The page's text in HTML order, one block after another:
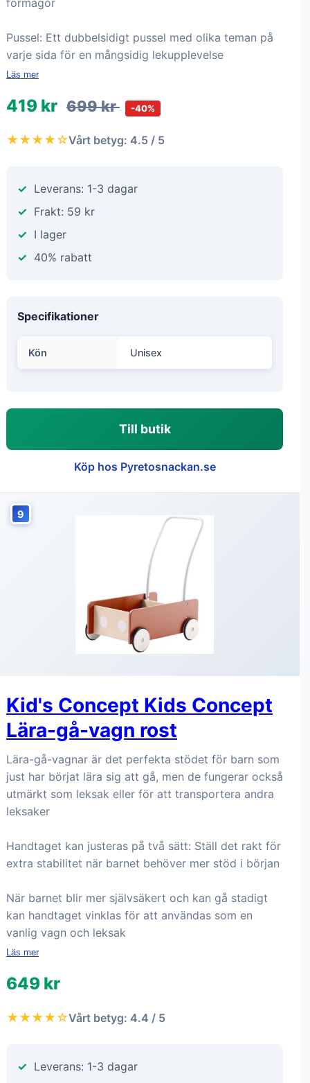
förmågor
Pussel: Ett dubbelsidigt pussel med olika teman på
varje sida för en mångsidig lekupplevelse
Läs mer
419 kr 699 kr -40%
★★★★☆Vårt betyg: 4.5 / 5
Leverans: 1-3 dagar
Frakt: 59 kr
I lager
40% rabatt
Specifikationer
Kön Unisex
Till butik
Köp hos Pyretosnackan.se
9
Kid's Concept Kids Concept
Lära-gå-vagn rost
Lära-gå-vagnar är det perfekta stödet för barn som
just har börjat lära sig att gå, men de fungerar också
utmärkt som leksak eller för att transportera andra
leksaker
Handtaget kan justeras på två sätt: Ställ det rakt för
extra stabilitet när barnet behöver mer stöd i början
När barnet blir mer självsäkert och kan gå stadigt
kan handtaget vinklas för att användas som en
vanlig vagn och leksak
Läs mer
649 kr
★★★★☆Vårt betyg: 4.4 / 5
Leverans: 1-3 dagar